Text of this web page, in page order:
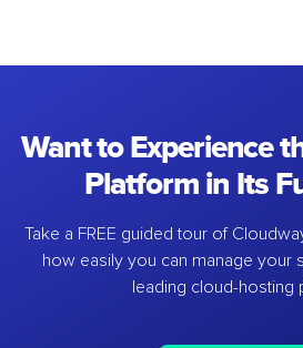
Want to Experience
Platform in Its
Take a FREE guided tour of
how easily you can manage your
leading cloud-hosting